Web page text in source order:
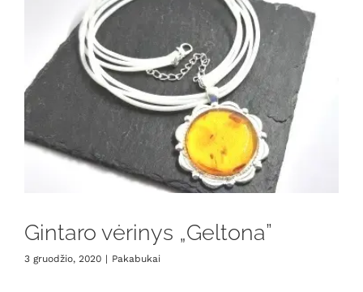
Gintaro vėrinys „Geltona”
3 gruodžio, 2020 | Pakabukai